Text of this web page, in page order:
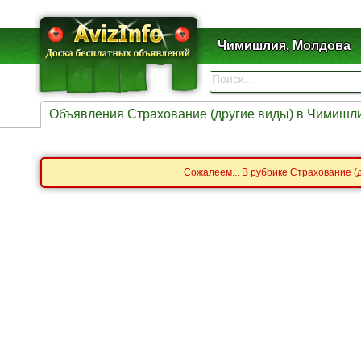
Чимишлия, Молдова
Объявления Страхование (другие виды) в
Сожалеем... В рубрике Страхование